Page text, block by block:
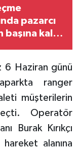
pazarcı
kalas
6 Haziran günü
ranger
müşterilerin
Operatör
Burak Kırıkçı
alanına